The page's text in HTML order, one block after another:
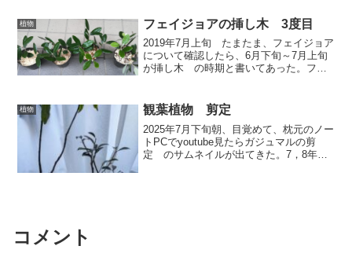
植物 フェイジョアの挿し木 3度目
2019年7月上旬 たまたま、フェイジョア
について確認したら、6月下旬～7月上旬
が挿し木 の時期と書いてあった。フェ
ない。昨年は1本成功したように見えた
が、結局だめだっ...
植物 観葉植物 剪定
2025年7月下旬朝、目覚めて、枕元のノー
トPCでyoutube見たらガジュマルの剪
定 のサムネイルが出てきた。7，8年前
コメント